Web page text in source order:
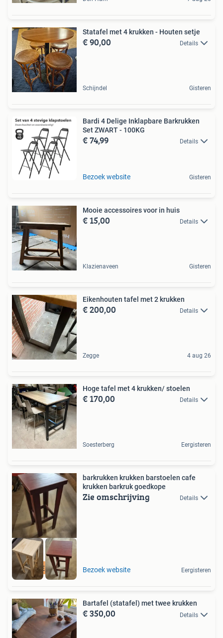
Statafel met 4 krukken - Houten setje
€ 90,00 Details
Schijndel Gisteren
Bardi 4 Delige Inklapbare Barkrukken
Set ZWART - 100KG
€ 74,99 Details
Bezoek website Gisteren
Mooie accessoires voor in huis
€ 15,00 Details
Klazienaveen Gisteren
Eikenhouten tafel met 2 krukken
€ 200,00 Details
Zegge 4 aug 26
Hoge tafel met 4 krukken/ stoelen
€ 170,00 Details
Soesterberg Eergisteren
ENORME VOORRAAD
barkrukken krukken barstoelen cafe
krukken barkruk goedkope
Zie omschrijving Details
Bezoek website Eergisteren
Bartafel (statafel) met twee krukken
€ 350,00 Details